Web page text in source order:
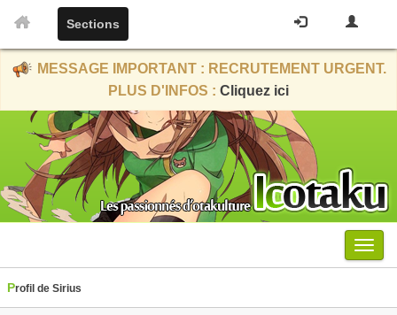
Sections
MESSAGE IMPORTANT : RECRUTEMENT URGENT.
PLUS D'INFOS : Cliquez ici
Menu
Profil de Sirius